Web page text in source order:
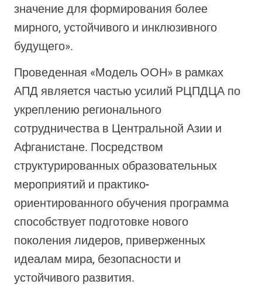
значение для формирования более
мирного, устойчивого и инклюзивного
будущего».
Проведенная «Модель ООН» в рамках
АПД является частью усилий РЦПДЦА по
укреплению регионального
сотрудничества в Центральной Азии и
Афганистане. Посредством
структурированных образовательных
мероприятий и практико-
ориентированного обучения программа
способствует подготовке нового
поколения лидеров, приверженных
идеалам мира, безопасности и
устойчивого развития.